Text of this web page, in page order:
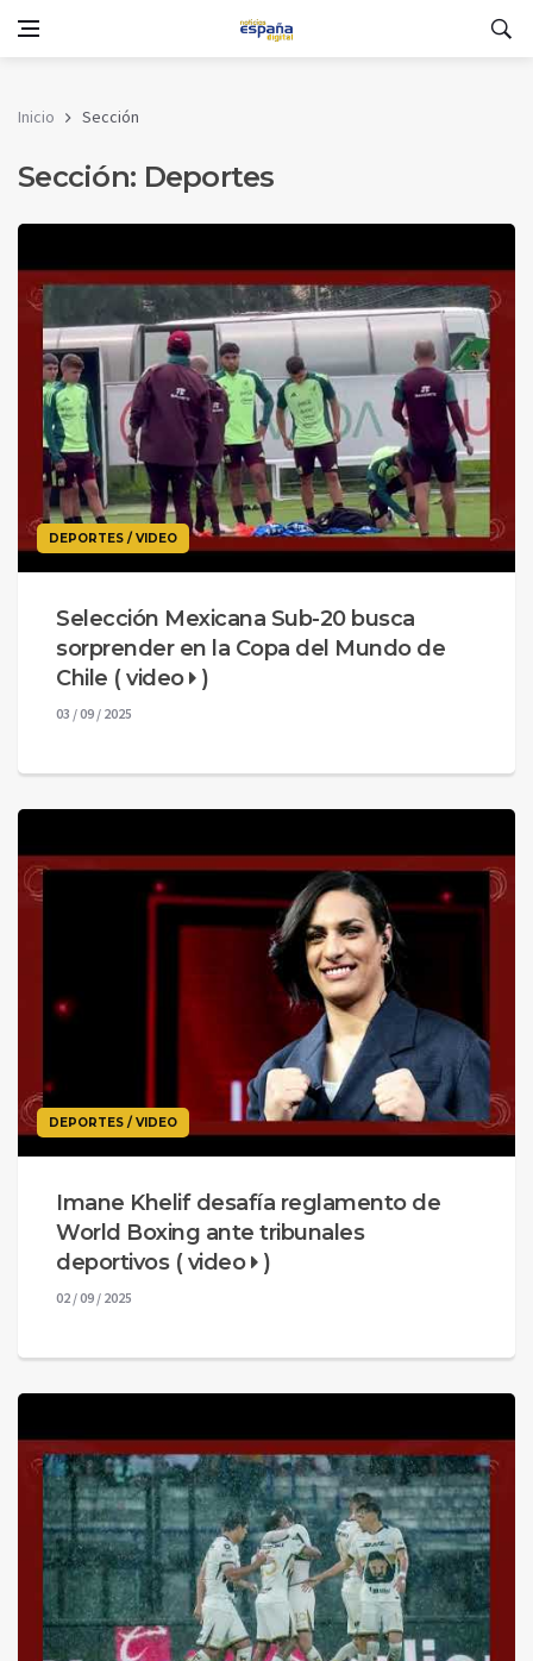
Inicio Sección
Sección: Deportes
DEPORTES / VIDEO
Selección Mexicana Sub-20 busca
sorprender en la Copa del Mundo de
Chile ( video )
03 / 09 / 2025
DEPORTES / VIDEO
Imane Khelif desafía reglamento de
World Boxing ante tribunales
deportivos ( video )
02 / 09 / 2025